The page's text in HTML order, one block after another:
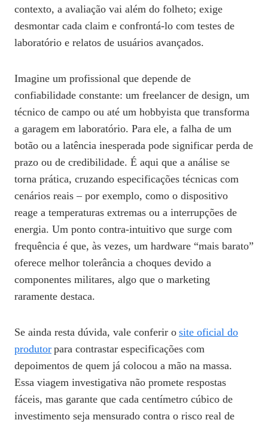
contexto, a avaliação vai além do folheto; exige
desmontar cada claim e confrontá‑lo com testes de
laboratório e relatos de usuários avançados.
Imagine um profissional que depende de
confiabilidade constante: um freelancer de design, um
técnico de campo ou até um hobbyista que transforma
a garagem em laboratório. Para ele, a falha de um
botão ou a latência inesperada pode significar perda de
prazo ou de credibilidade. É aqui que a análise se
torna prática, cruzando especificações técnicas com
cenários reais – por exemplo, como o dispositivo
reage a temperaturas extremas ou a interrupções de
energia. Um ponto contra‑intuitivo que surge com
frequência é que, às vezes, um hardware “mais barato”
oferece melhor tolerância a choques devido a
componentes militares, algo que o marketing
raramente destaca.
Se ainda resta dúvida, vale conferir o site oficial do
produtor para contrastar especificações com
depoimentos de quem já colocou a mão na massa.
Essa viagem investigativa não promete respostas
fáceis, mas garante que cada centímetro cúbico de
investimento seja mensurado contra o risco real de